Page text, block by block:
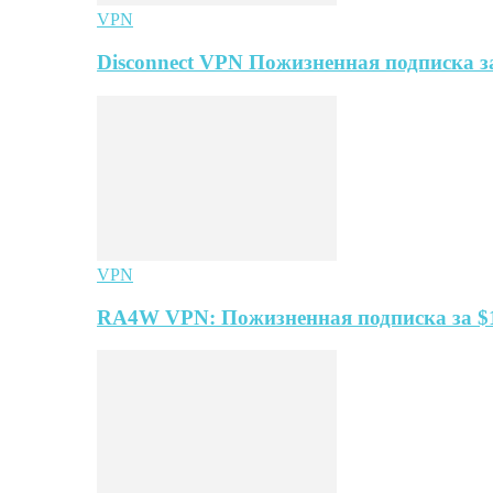
VPN
Disconnect VPN Пожизненная подписка
VPN
RA4W VPN: Пожизненная подписка за